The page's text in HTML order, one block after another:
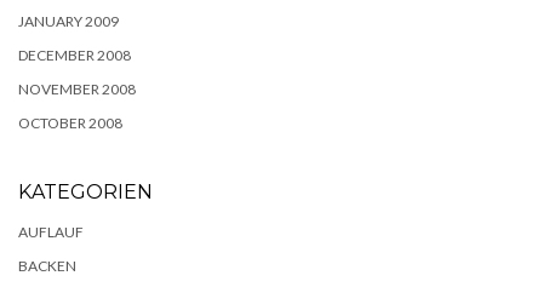
JANUARY 2009
DECEMBER 2008
NOVEMBER 2008
OCTOBER 2008
KATEGORIEN
AUFLAUF
BACKEN